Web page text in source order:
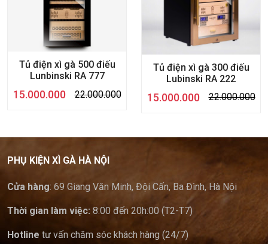
Tủ điện xì gà 500 điếu
Lunbinski RA 777
15.000.000 22.000.000
Tủ điện xì gà 300 điếu
Lubinski RA 222
15.000.000 22.000.000
PHỤ KIỆN XÌ GÀ HÀ NỘI
Cửa hàng: 69 Giang Văn Minh, Đội Cấn, Ba Đình, Hà Nội
Thời gian làm việc: 8:00 đến 20h:00 (T2-T7)
Hotline tư vấn chăm sóc khách hàng (24/7)